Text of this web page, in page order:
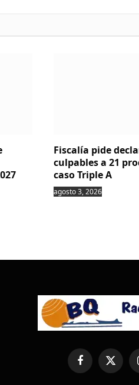
Fiscalía pide
culpables a 21
caso Triple A
agosto 3, 2026
FacebookX
(Twitter)